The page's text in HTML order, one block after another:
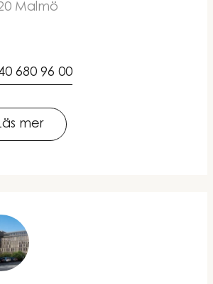
Malmö
680 96 00
mer